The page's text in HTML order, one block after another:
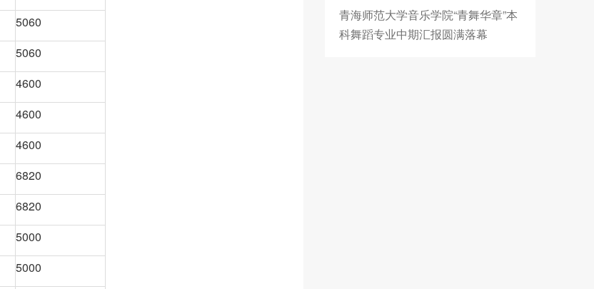
5060
5060
4600
4600
4600
6820
6820
5000
5000
青海师范大学音乐学院“青舞华章”本
科舞蹈专业中期汇报圆满落幕